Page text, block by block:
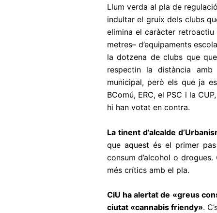
Llum verda al pla de
indultar el gruix dels clubs
elimina el caràcter
metres– d’equipaments
la dotzena de clubs que
respectin la distància amb
municipal, però els que ja
BComú, ERC, el PSC i la
hi han votat en contra.
La tinent d’alcalde
que aquest és el primer
consum d’alcohol o
més crítics amb el pla.
CiU ha alertat de «greus
ciutat «cannabis friendy».